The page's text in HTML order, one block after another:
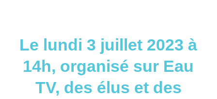
Le lundi 3 juillet 2023 à
14h, organisé sur Eau
TV, des élus et des